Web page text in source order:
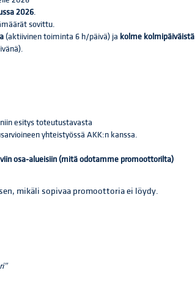
2026.
sovittu.
(aktiivinen toiminta 6 h/päivä) ja kolme kolmipäiväistä
niin esitys toteutustavasta
yhteistyössä AKK:n kanssa.
osa-alueisiin (mitä odotamme promoottorilta)
mikäli sopivaa promoottoria ei löydy.